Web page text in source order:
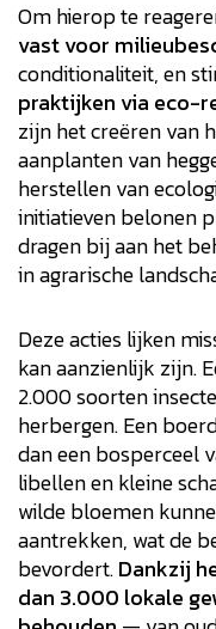
Om hierop te
vast voor
conditionaliteit, en
praktijken via eco-
zijn het creëren van
aanplanten van
herstellen van
initiatieven belonen
dragen bij aan het
in agrarische
Deze acties lijken
kan aanzienlijk zijn.
2.000 soorten
herbergen. Een
dan een bosperceel
libellen en kleine
wilde bloemen
aantrekken, wat de
bevordert.Dankzij
dan 3.000 lokale